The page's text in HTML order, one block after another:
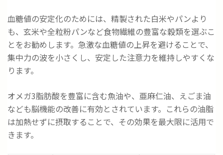
血糖値の安定化のためには、精製された白米やパンより
も、玄米や全粒粉パンなど食物繊維の豊富な穀類を選ぶこ
とをお勧めします。急激な血糖値の上昇を避けることで、
集中力の波を小さくし、安定した注意力を維持しやすくな
ります。
オメガ3脂肪酸を豊富に含む魚油や、亜麻仁油、えごま油
なども脳機能の改善に有効とされています。これらの油脂
は加熱せずに摂取することで、その効果を最大限に活用で
きます。